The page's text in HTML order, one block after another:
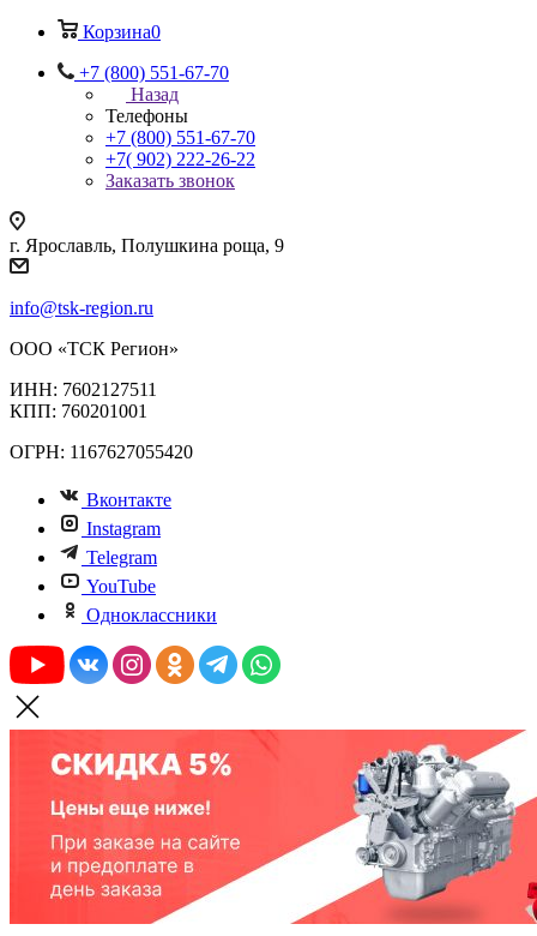
Корзина0
+7 (800) 551-67-70
Назад
Телефоны
+7 (800) 551-67-70
+7( 902) 222-26-22
Заказать звонок
г. Ярославль, Полушкина роща, 9
info@tsk-region.ru
ООО «ТСК Регион»
ИНН: 7602127511
КПП: 760201001
ОГРН: 1167627055420
Вконтакте
Instagram
Telegram
YouTube
Одноклассники